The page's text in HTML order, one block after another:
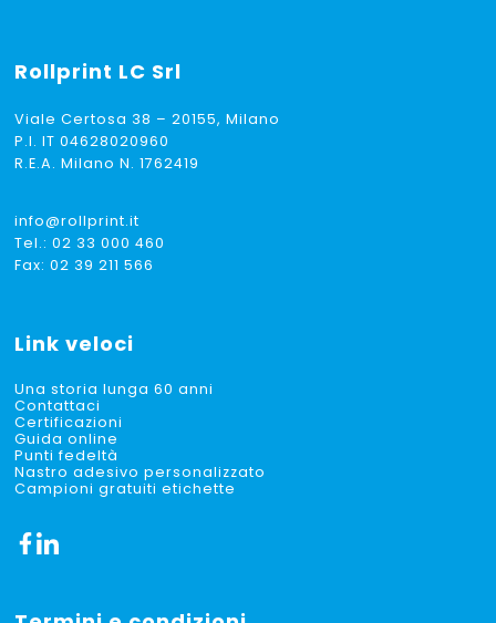
Rollprint LC Srl
Viale Certosa 38 – 20155, Milano
P.I. IT 04628020960
R.E.A. Milano N. 1762419
info@rollprint.it
Tel.:02 33 000 460
Fax: 02 39 211 566
Link veloci
Una storia lunga 60 anni
Contattaci
Certificazioni
Guida online
Punti fedeltà
Nastro adesivo personalizzato
Campioni gratuiti etichette